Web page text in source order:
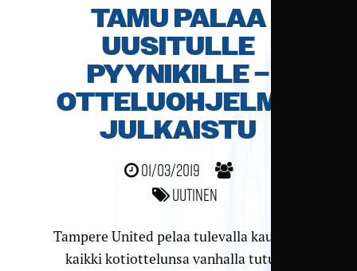
TAMU PALAA
UUSITULLE
PYYNIKILLE –
OTTELUOHJELMA
JULKAISTU
01/03/2019
Uutinen
Tampere United pelaa tulevalla kaudella
kaikki kotiottelunsa vanhalla tutulla